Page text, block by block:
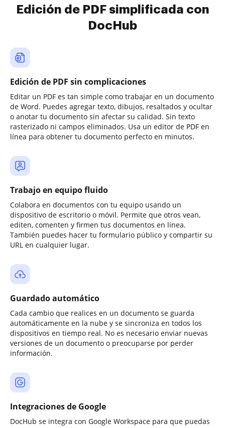
Edición de PDF simplificada con
DocHub
Edición de PDF sin complicaciones
Editar un PDF es tan simple como trabajar en un documento
de Word. Puedes agregar texto, dibujos, resaltados y ocultar
o anotar tu documento sin afectar su calidad. Sin texto
rasterizado ni campos eliminados. Usa un editor de PDF en
línea para obtener tu documento perfecto en minutos.
Trabajo en equipo fluido
Colabora en documentos con tu equipo usando un
dispositivo de escritorio o móvil. Permite que otros vean,
editen, comenten y firmen tus documentos en línea.
También puedes hacer tu formulario público y compartir su
URL en cualquier lugar.
Guardado automático
Cada cambio que realices en un documento se guarda
automáticamente en la nube y se sincroniza en todos los
dispositivos en tiempo real. No es necesario enviar nuevas
versiones de un documento o preocuparse por perder
información.
Integraciones de Google
DocHub se integra con Google Workspace para que puedas